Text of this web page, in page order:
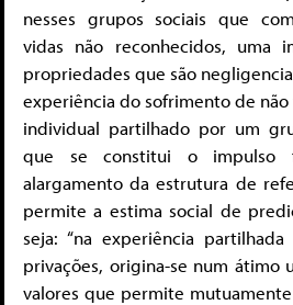
nesses grupos sociais que
vidas não reconhecidos, uma
propriedades que são
experiência do sofrimento de
individual partilhado por um
que se constitui o impulso
alargamento da estrutura de
permite a estima social de
seja: “na experiência
privações, origina-se num átimo
valores que permite